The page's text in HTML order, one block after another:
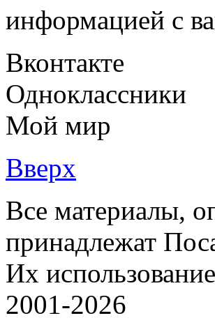
информацией с
Вконтакте
Одноклассники
Мой мир
Вверх
Все материалы,
принадлежат
Их
2001-2026